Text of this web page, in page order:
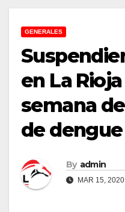
GENERALES
en La
semana
de dengue
By admin
MAR 15, 2020